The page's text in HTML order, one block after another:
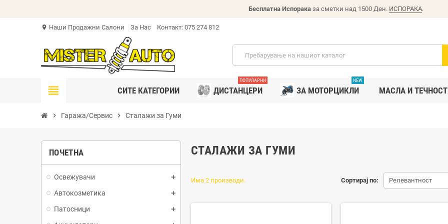
Бесплатна Испорака за сметки над 1500 Ден. ИСПОРАКА.
location_on Наши Продажни Салони За Нас Контакт: 075 274 812
view_headline СИТЕ КАТЕГОРИИ ДИСТАНЦЕРИ
ПОПУЛАРНИ
ЗА МОТОРЦИКЛИ
NEW
MАСЛА И
chevron_right Гаража/Сервис chevron_right Сталажи за Гуми
ПОЧЕТНА
Освежувачи
Автокозметика
Патосници
СТАЛАЖИ ЗА ГУМИ
Сортирај по: Релевантност
Има 2 производи.